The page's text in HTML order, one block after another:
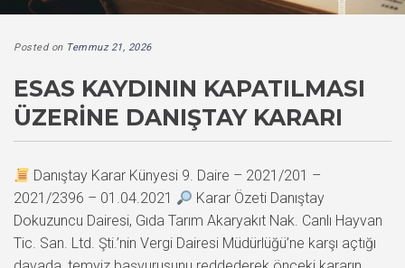
Posted on Temmuz 21, 2026
ESAS KAYDININ KAPATILMASI
ÜZERINE DANIŞTAY KARARI
Danıştay Karar Künyesi 9. Daire – 2021/201 –
2021/2396 – 01.04.2021
Karar Özeti Danıştay
Dokuzuncu Dairesi, Gıda Tarım Akaryakıt Nak. Canlı Hayvan
Tic. San. Ltd. Şti.’nin Vergi Dairesi Müdürlüğü’ne karşı açtığı